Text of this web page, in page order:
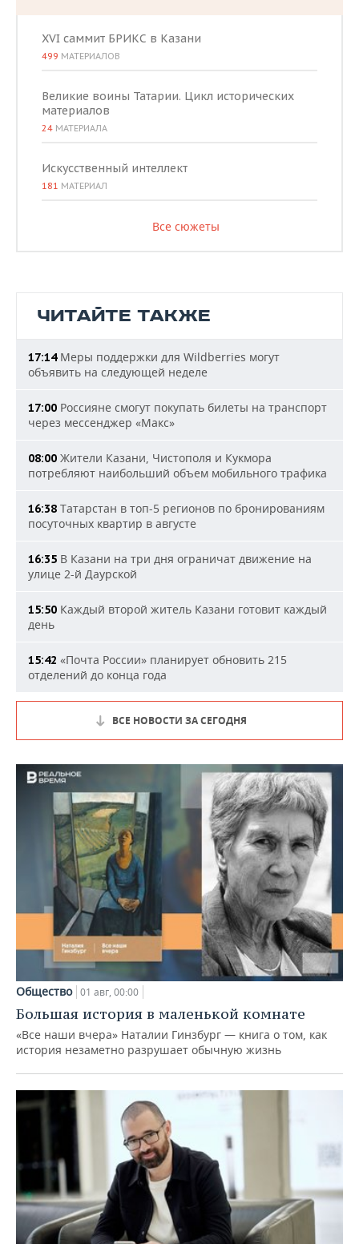
XVI саммит БРИКС в Казани
499 МАТЕРИАЛОВ
Великие воины Татарии. Цикл исторических
материалов
24 МАТЕРИАЛА
Искусственный интеллект
181 МАТЕРИАЛ
Все сюжеты
ЧИТАЙТЕ ТАКЖЕ
17:14Меры поддержки для Wildberries могут
объявить на следующей неделе
17:00 Россияне смогут покупать билеты на транспорт
через мессенджер «Макс»
08:00 Жители Казани, Чистополя и Кукмора
потребляют наибольший объем мобильного трафика
16:38 Татарстан в топ-5 регионов по бронированиям
посуточных квартир в августе
16:35 В Казани на три дня ограничат движение на
улице 2-й Даурской
15:50 Каждый второй житель Казани готовит каждый
день
15:42 «Почта России» планирует обновить 215
отделений до конца года
ВСЕ НОВОСТИ ЗА СЕГОДНЯ
Общество 01 авг, 00:00
Большая история в маленькой комнате
«Все наши вчера» Наталии Гинзбург — книга о том, как
история незаметно разрушает обычную жизнь